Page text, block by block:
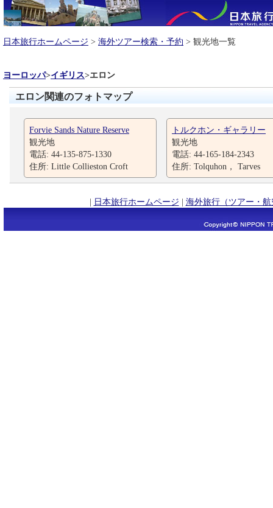
日本旅行ホームページ > 海外ツアー検索・予約 > 観光地一覧
ヨーロッパ>イギリス>エロン
エロン関連のフォトマップ
Forvie Sands Nature Reserve
観光地
電話: 44-135-875-1330
住所: Little Collieston Croft
トルクホン・ギャラリー
観光地
電話: 44-165-184-2343
住所: Tolquhon， Tarves
| 日本旅行ホームページ | 海外旅行（ツアー・航